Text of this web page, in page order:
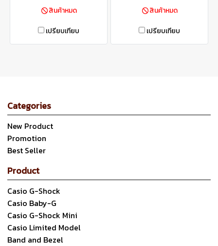
สินค้าหมด
เปรียบเทียบ
สินค้าหมด
เปรียบเทียบ
Categories
New Product
Promotion
Best Seller
Product
Casio G-Shock
Casio Baby-G
Casio G-Shock Mini
Casio Limited Model
Band and Bezel